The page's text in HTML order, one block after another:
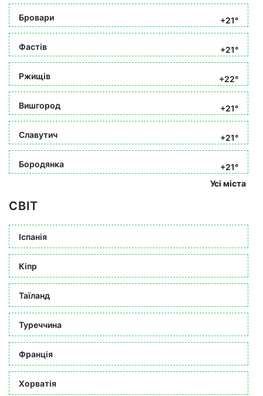
Бровари +21°
Фастів +21°
Ржищів +22°
Вишгород +21°
Славутич +21°
Бородянка
+21°
Усі міста
СВІТ
Іспанія
Кіпр
Таїланд
Туреччина
Франція
Хорватія